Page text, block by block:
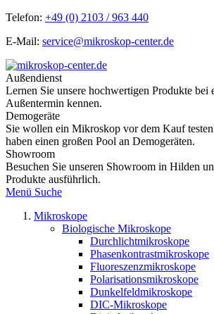
Telefon: +49 (0) 2103 / 963 440
E-Mail: service@mikroskop-center.de
Außendienst
Lernen Sie unsere hochwertigen Produkte bei
Außentermin kennen.
Demogeräte
Sie wollen ein Mikroskop vor dem Kauf
haben einen großen Pool an Demogeräten.
Showroom
Besuchen Sie unseren Showroom in Hilden
Produkte ausführlich.
Menü Suche
Mikroskope
Biologische Mikroskope
Durchlichtmikroskope
Phasenkontrastmikroskope
Fluoreszenzmikroskope
Polarisationsmikroskope
Dunkelfeldmikroskope
DIC-Mikroskope